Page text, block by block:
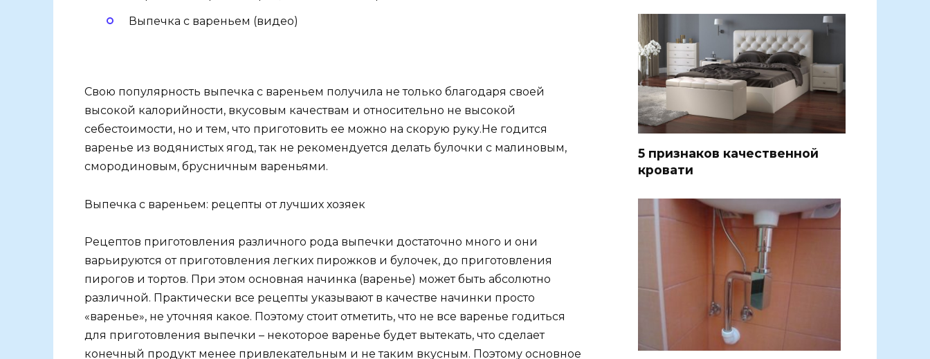
Выпечка с вареньем (видео)
Свою популярность выпечка с вареньем получила не только благодаря своей
высокой калорийности, вкусовым качествам и относительно не высокой
себестоимости, но и тем, что приготовить ее можно на скорую руку.Не годится
варенье из водянистых ягод, так не рекомендуется делать булочки с малиновым,
смородиновым, брусничным вареньями.
Выпечка с вареньем: рецепты от лучших хозяек
Рецептов приготовления различного рода выпечки достаточно много и они
варьируются от приготовления легких пирожков и булочек, до приготовления
пирогов и тортов. При этом основная начинка (варенье) может быть абсолютно
различной. Практически все рецепты указывают в качестве начинки просто
«варенье», не уточняя какое. Поэтому стоит отметить, что не все варенье годиться
для приготовления выпечки – некоторое варенье будет вытекать, что сделает
конечный продукт менее привлекательным и не таким вкусным. Поэтому основное
5 признаков качественной
кровати